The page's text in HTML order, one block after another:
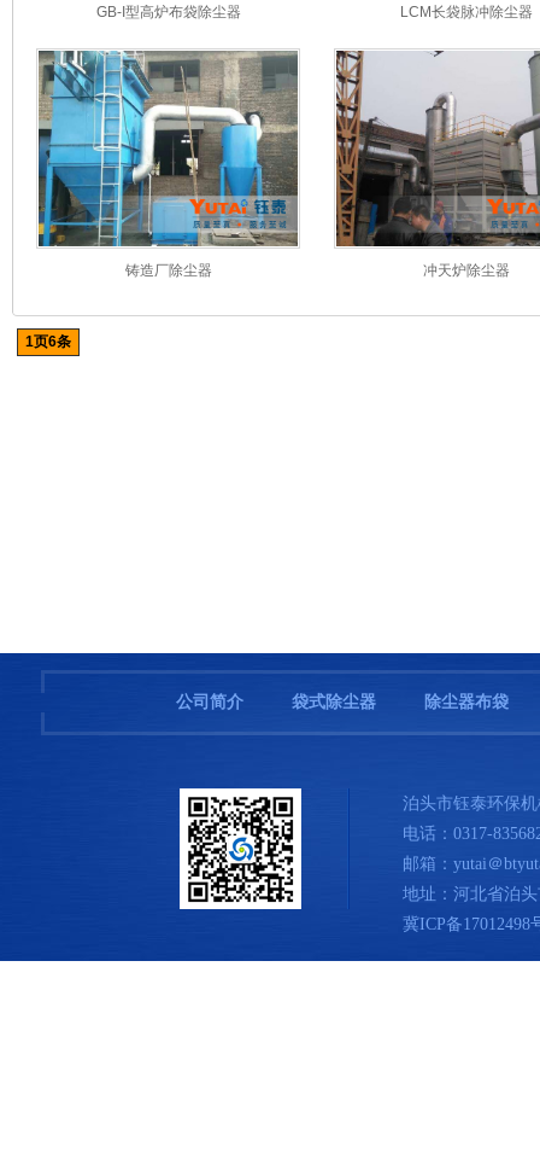
GB-I型高炉布袋除尘器 LCM长袋脉冲除尘器
铸造厂除尘器 冲天炉除尘器
1页6条
公司简介 袋式除尘器 除尘器布袋
泊头市钰泰环保
电话：0317-
邮箱：yutai＠
地址：河北省泊
冀ICP备17012498